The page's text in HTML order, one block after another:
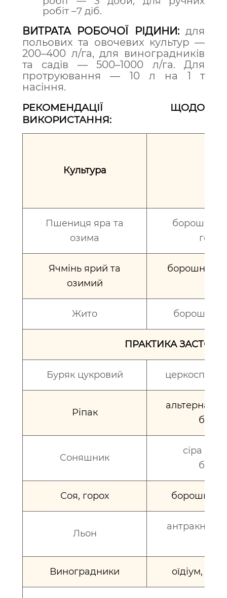
робіт –7 діб.
ВИТРАТА РОБОЧОЇ РІДИНИ:для
польових та овочевих культур —
200–400 л/га, для виноградників
та садів — 500–1000 л/га. Для
протруювання — 10 л на 1 т
насіння.
РЕКОМЕНДАЦІЇ ЩОДО
ВИКОРИСТАННЯ:
Культура
Пшениця яра та
озима
Ячмінь ярий та
озимий
борошниста
Жито
ПРАКТИКА
Буряк цукровий
Ріпак
Соняшник
сіра та
Соя, горох
Льон
антракноз,
Виноградники оїдіум,